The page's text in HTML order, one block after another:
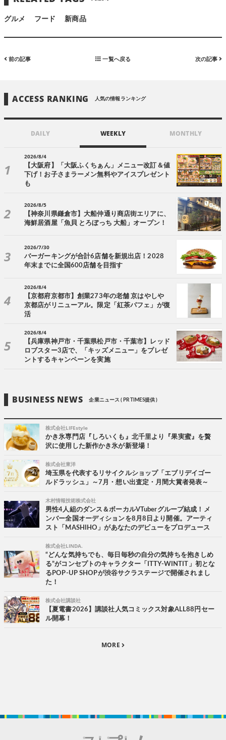
グルメ フード 新商品
前の記事 一覧へ戻る 次の記事
ACCESS RANKING 人気の情報ランキング
DAILY WEEKLY MONTHLY
2026/8/4
【大阪府】「大阪ふくちぁん」メニュー改訂＆値
下げ！お子さまラーメン無料やアイスプレゼント
も
2026/8/5
【神奈川県鎌倉市】大船仲通り商店街エリアに、
海鮮居酒屋「魚貝 とろぼっち 大船」オープン！
2026/7/30
バーガーキングが合計6店舗を新規出店！2028
年末までに全国600店舗を目指す
2026/8/4
【京都府京都市】創業273年の老舗 京はやしや
京都店がリニューアル。限定「紅茶パフェ」が復
活
2026/8/4
【兵庫県神戸市・千葉県松戸市・千葉市】レッド
ロブスター3店で、「キッズメニュー」をプレゼ
ントするキャンペーンを実施
BUSINESS NEWS 企業ニュース ( PR TIMES提供 )
株式会社LIFEstyle
かき氷専門店『しろいくも』北千里より『果実蜜』を贅
沢に使用した新作かき氷が新登場！
株式会社東洋
埼玉県を代表するリサイクルショップ「エブリデイゴー
ルドラッシュ」～7月・想い出査定・月間大賞者発表～
木村情報技術株式会社
男性4人組のダンス＆ボーカルVTuberグループ結成！メ
ンバー全国オーディションを8月8日より開催。アーティ
スト「MASHIHO」があなたのデビューをプロデュース
株式会社LINDA.
“どんな気持ちでも、毎日毎秒の自分の気持ちを抱きしめ
る”がコンセプトのキャラクター「ITTY-WINTIT」初とな
るPOP-UP SHOPが渋谷サクラステージで開催されまし
た！
株式会社講談社
【夏電書2026】講談社人気コミックス対象ALL88円セー
ル開幕！
MORE